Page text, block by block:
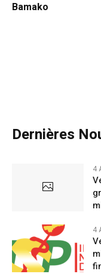
Bamako
Dernières
4
4